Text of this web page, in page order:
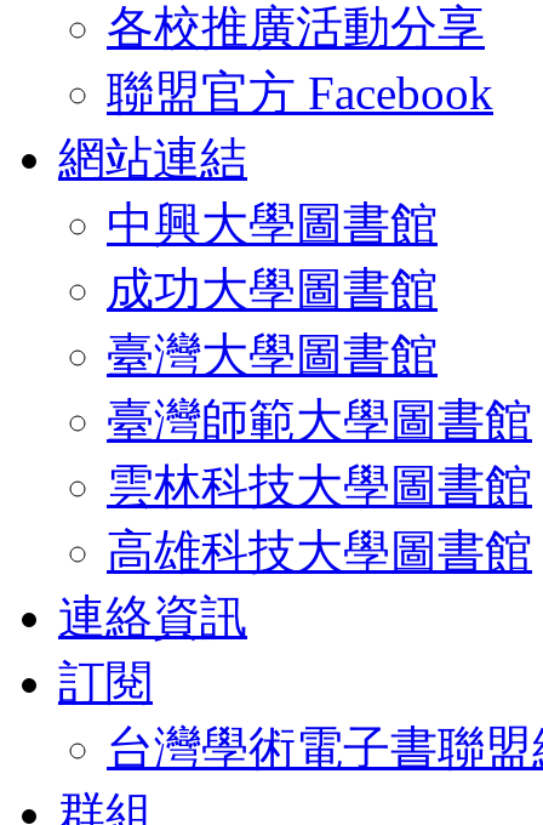
各校推廣活動分享
聯盟官方 Facebook
網站連結
中興大學圖書館
成功大學圖書館
臺灣大學圖書館
臺灣師範大學圖書館
雲林科技大學圖書館
高雄科技大學圖書館
連絡資訊
訂閱
台灣學術電子書聯
群組